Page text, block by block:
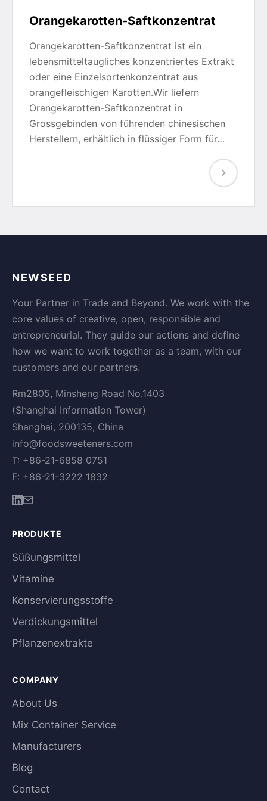
Orangekarotten-Saftkonzentrat
Orangekarotten-Saftkonzentrat ist ein
lebensmitteltaugliches konzentriertes Extrakt
oder eine Einzelsortenkonzentrat aus
orangefleischigen Karotten.Wir liefern
Orangekarotten-Saftkonzentrat in
Grossgebinden von führenden chinesischen
Herstellern, erhältlich in flüssiger Form für…
NEWSEED
Your Partner in Trade and Beyond. We work with the
core values of creative, open, responsible and
entrepreneurial. They guide our actions and define
how we want to work together as a team, with our
customers and our partners.
Rm2805, Minsheng Road No.1403
(Shanghai Information Tower)
Shanghai, 200135, China
info@foodsweeteners.com
T: +86-21-6858 0751
F: +86-21-3222 1832
PRODUKTE
Süßungsmittel
Vitamine
Konservierungsstoffe
Verdickungsmittel
Pflanzenextrakte
COMPANY
About Us
Mix Container Service
Manufacturers
Blog
Contact